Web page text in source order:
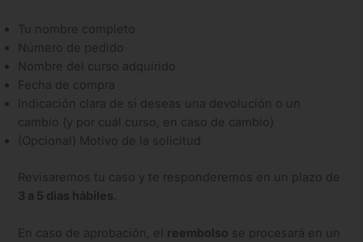
Tu nombre completo
Número de pedido
Nombre del curso adquirido
Fecha de compra
Indicación clara de si deseas una devolución o un
cambio (y por cuál curso, en caso de cambio)
(Opcional) Motivo de la solicitud
Revisaremos tu caso y te responderemos en un plazo de
3 a 5 días hábiles
En caso de aprobación, el reembolso se procesará en un